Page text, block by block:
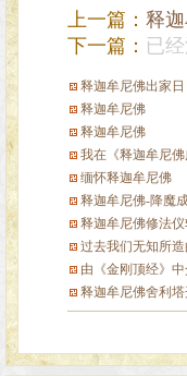
上一篇： 释
下一篇： 已
释迦牟尼佛出家日
释迦牟尼佛
释迦牟尼佛
我在《释迦牟尼
缅怀释迦牟尼佛
释迦牟尼佛-降魔
释迦牟尼佛修法仪
过去我们无知所
由《金刚顶经》
释迦牟尼佛舍利